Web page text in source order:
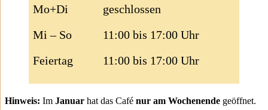
Mo+Di
Mi – So
Feiertag
geschlossen
11:00 bis 17:00 Uhr
11:00 bis 17:00 Uhr
Hinweis: Im Januar hat das Café nur am Wochenende geöffnet.